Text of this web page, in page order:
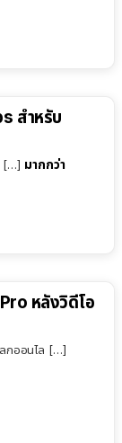
สำหรับ
[…] มากกว่า
หลังวิดีโอ
กออนไล […]